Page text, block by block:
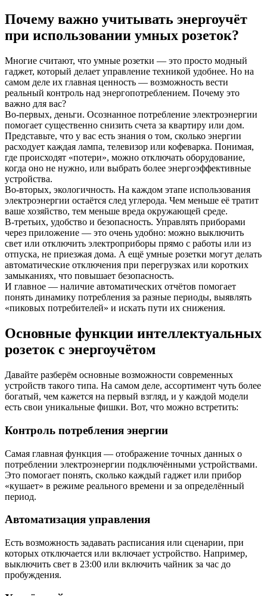
Почему важно учитывать энергоучёт
при использовании умных розеток?
Многие считают, что умные розетки — это просто модный
гаджет, который делает управление техникой удобнее. Но на
самом деле их главная ценность — возможность вести
реальный контроль над энергопотреблением. Почему это
важно для вас?
Во-первых, деньги. Осознанное потребление электроэнергии
помогает существенно снизить счета за квартиру или дом.
Представьте, что у вас есть знания о том, сколько энергии
расходует каждая лампа, телевизор или кофеварка. Понимая,
где происходят «потери», можно отключать оборудование,
когда оно не нужно, или выбрать более энергоэффективные
устройства.
Во-вторых, экологичность. На каждом этапе использования
электроэнергии остаётся след углерода. Чем меньше её тратит
ваше хозяйство, тем меньше вреда окружающей среде.
В-третьих, удобство и безопасность. Управлять приборами
через приложение — это очень удобно: можно выключить
свет или отключить электроприборы прямо с работы или из
отпуска, не приезжая дома. А ещё умные розетки могут делать
автоматические отключения при перегрузках или коротких
замыканиях, что повышает безопасность.
И главное — наличие автоматических отчётов помогает
понять динамику потребления за разные периоды, выявлять
«пиковых потребителей» и искать пути их снижения.
Основные функции интеллектуальных
розеток с энергоучётом
Давайте разберём основные возможности современных
устройств такого типа. На самом деле, ассортимент чуть более
богатый, чем кажется на первый взгляд, и у каждой модели
есть свои уникальные фишки. Вот, что можно встретить:
Контроль потребления энергии
Самая главная функция — отображение точных данных о
потреблении электроэнергии подключёнными устройствами.
Это помогает понять, сколько каждый гаджет или прибор
«кушает» в режиме реального времени и за определённый
период.
Автоматизация управления
Есть возможность задавать расписания или сценарии, при
которых отключается или включает устройство. Например,
выключить свет в 23:00 или включить чайник за час до
пробуждения.